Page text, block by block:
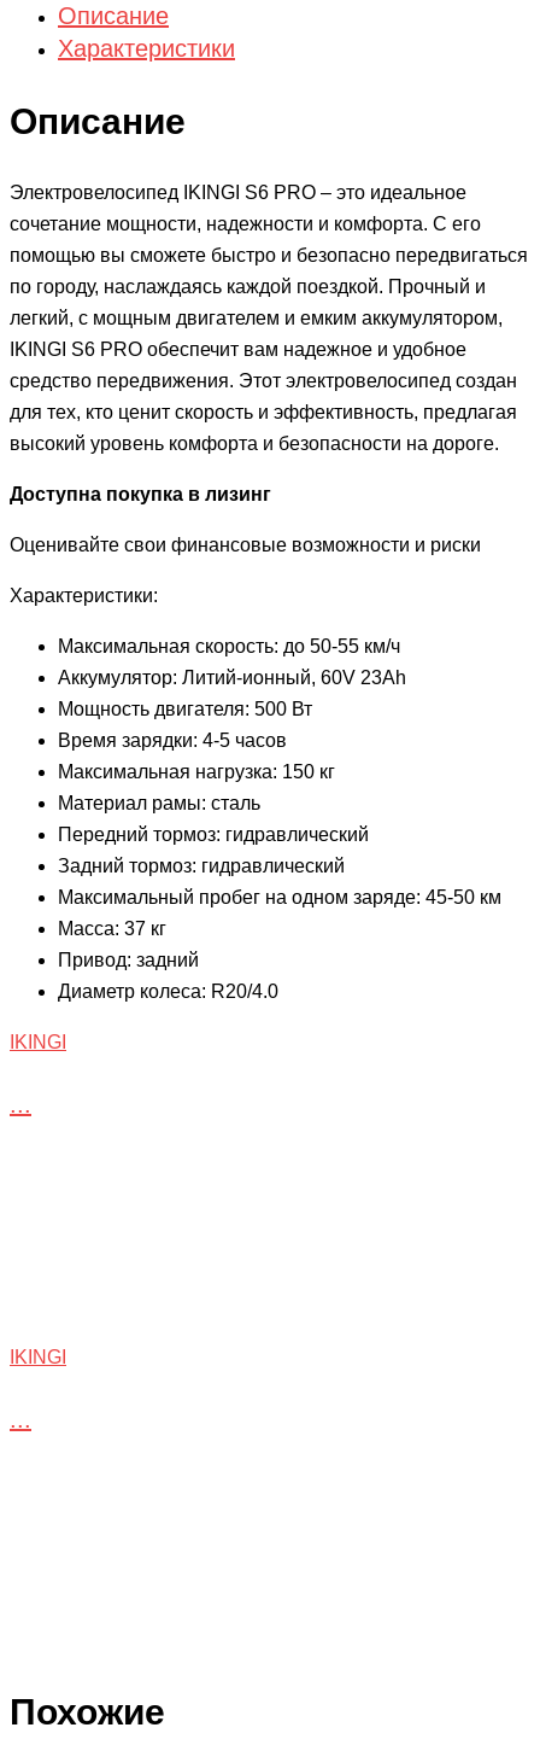
Описание
Характеристики
Описание
Электровелосипед IKINGI S6 PRO – это идеальное
сочетание мощности, надежности и комфорта. С его
помощью вы сможете быстро и безопасно передвигаться
по городу, наслаждаясь каждой поездкой. Прочный и
легкий, с мощным двигателем и емким аккумулятором,
IKINGI S6 PRO обеспечит вам надежное и удобное
средство передвижения. Этот электровелосипед создан
для тех, кто ценит скорость и эффективность, предлагая
высокий уровень комфорта и безопасности на дороге.
Доступна покупка в лизинг
Оценивайте свои финансовые возможности и риски
Характеристики:
Максимальная скорость: до 50-55 км/ч
Аккумулятор: Литий-ионный, 60V 23Ah
Мощность двигателя: 500 Вт
Время зарядки: 4-5 часов
Максимальная нагрузка: 150 кг
Материал рамы: сталь
Передний тормоз: гидравлический
Задний тормоз: гидравлический
Максимальный пробег на одном заряде: 45-50 км
Масса: 37 кг
Привод: задний
Диаметр колеса: R20/4.0
IKINGI
...
IKINGI
...
Похожие